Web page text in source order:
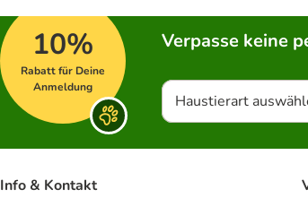
10%
Rabatt für Deine
Anmeldung
Verpasse keine
Haustierart
Info & Kontakt